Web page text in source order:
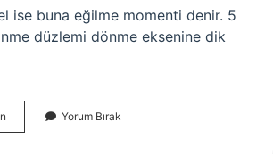
ise buna eğilme momenti denir. 5
düzlemi dönme eksenine dik
Burulma
Rijitliği
Yorum Bırak